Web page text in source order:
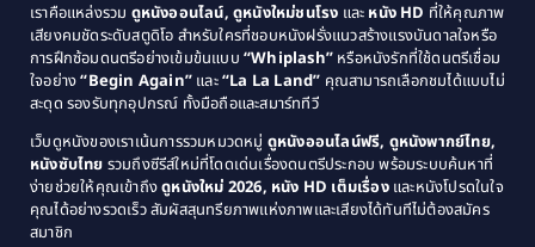
Coming of Age ก้าวพ้นวัย(1)
Coming-of-Age(3)
Community(1)
Crime อาชญากรรม(289)
1979
1978
1976
1975
1974
1971
1970
1969
1968
1964
1963
เราคือแหล่งรวม ดูหนังออนไลน์, ดูหนังใหม่ชนโรง และ หนัง HD ที่ให้คุณภาพ
เสียงคมชัดระดับสตูดิโอ สำหรับใครที่ชอบหนังฝรั่งแนวสร้างแรงบันดาลใจหรือ
การฝึกซ้อมดนตรีอย่างเข้มข้นแบบ “Whiplash” หรือหนังรักที่ใช้ดนตรีเชื่อม
ใจอย่าง“Begin Again” และ“La La Land” คุณสามารถเลือกชมได้แบบไม่
สะดุด รองรับทุกอุปกรณ์ ทั้งมือถือและสมาร์ททีวี
เว็บดูหนังของเราเน้นการรวมหมวดหมู่ ดูหนังออนไลน์ฟรี, ดูหนังพากย์ไทย,
หนังซับไทย รวมถึงซีรีส์ใหม่ที่โดดเด่นเรื่องดนตรีประกอบ พร้อมระบบค้นหาที่
ง่ายช่วยให้คุณเข้าถึงดูหนังใหม่ 2026, หนัง HD เต็มเรื่องและหนังโปรดในใจ
คุณได้อย่างรวดเร็ว สัมผัสสุนทรียภาพแห่งภาพและเสียงได้ทันทีไม่ต้องสมัคร
สมาชิก